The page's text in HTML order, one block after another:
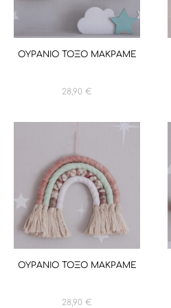
ΟΥΡΑΝΙΟ ΤΟΞΟ ΜΑΚΡΑΜΕ
28,90 €
ΟΥΡΑΝΙΟ ΤΟΞΟ ΜΑΚΡΑΜΕ
28,90 €